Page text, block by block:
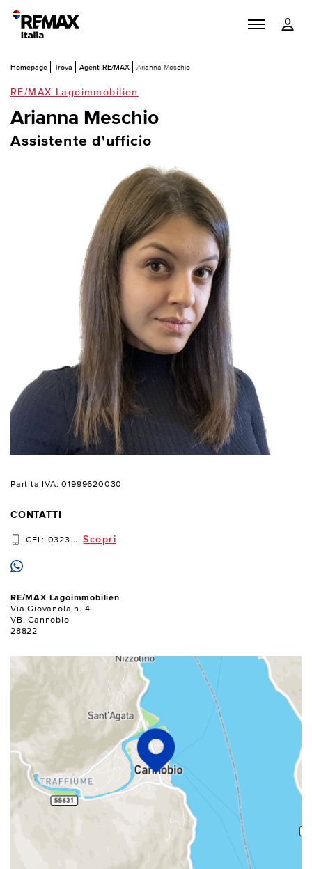
Homepage Trova Agenti RE/MAX Arianna Meschio
RE/MAX Lagoimmobilien
Arianna Meschio
Assistente d'ufficio
Partita IVA: 01999620030
CONTATTI
CEL: 0323... Scopri
RE/MAX Lagoimmobilien
Via Giovanola n. 4
VB, Cannobio
28822